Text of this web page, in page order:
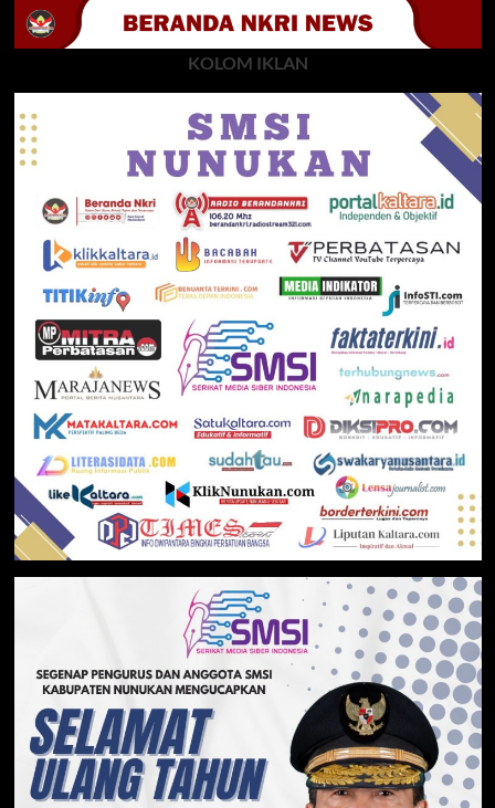
KOLOM IKLAN